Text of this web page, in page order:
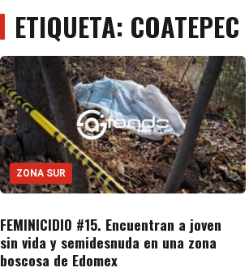
ETIQUETA: COATEPEC
ZONA SUR
FEMINICIDIO #15. Encuentran a joven
sin vida y semidesnuda en una zona
boscosa de Edomex